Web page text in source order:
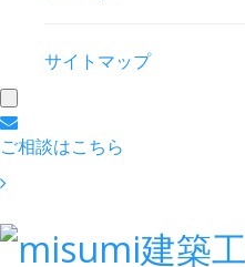
サイトマップ
toggle
navigation
ご相談はこちら